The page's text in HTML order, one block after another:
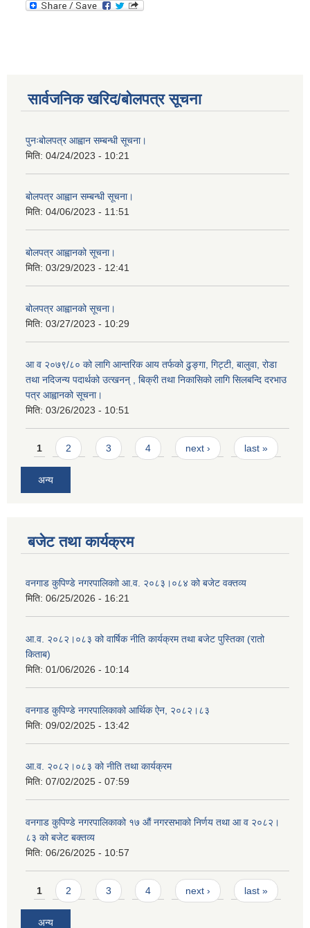
सार्वजनिक खरिद/बोलपत्र सूचना
पुनःबोलपत्र आह्वान सम्बन्धी सूचना।
मिति: 04/24/2023 - 10:21
बोलपत्र आह्वान सम्बन्धी सूचना।
मिति: 04/06/2023 - 11:51
बोलपत्र आह्वानको सूचना।
मिति: 03/29/2023 - 12:41
बोलपत्र आह्वानको सूचना।
मिति: 03/27/2023 - 10:29
आ व २०७९/८० को लागि आन्तरिक आय तर्फको ढुङ्गा, गिट्टी, बालुवा, रोडा
तथा नदिजन्य पदार्थको उत्खनन् , बिक्री तथा निकासिको लागि सिलबन्दि दरभाउ
पत्र आह्वानको सूचना।
मिति: 03/26/2023 - 10:51
Pages
1 2 3 4 next › last »
अन्य
बजेट तथा कार्यक्रम
वनगाड कुपिण्डे नगरपालिकाो आ.व. २०८३।०८४ को बजेट वक्तव्य
मिति: 06/25/2026 - 16:21
आ.व. २०८२।०८३ को वार्षिक नीति कार्यक्रम तथा बजेट पुस्तिका (रातो
किताब)
मिति: 01/06/2026 - 10:14
वनगाड कुपिण्डे नगरपालिकाको आर्थिक ऐन, २०८२।८३
मिति: 09/02/2025 - 13:42
आ.व. २०८२।०८३ को नीति तथा कार्यक्रम
मिति: 07/02/2025 - 07:59
वनगाड कुपिण्डे नगरपालिकाको १७ ‍औं नगरसभाको निर्णय तथा आ व २०८२।
८३ को बजेट बक्तव्य
मिति: 06/26/2025 - 10:57
Pages
1 2 3 4 next › last »
अन्य